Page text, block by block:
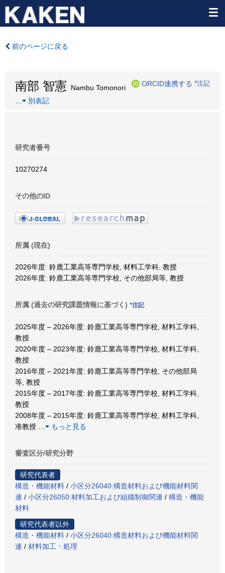
前のページに戻る
南部 智憲 Nambu Tomonori
ORCID連携する *注記
別表記
研究者番号
10270274
その他のID
所属 (現在)
2026年度: 鈴鹿工業高等専門学校, 材料工学科, 教授
2026年度: 鈴鹿工業高等専門学校, その他部局等, 教授
所属 (過去の研究課題情報に基づく) *注記
2025年度 – 2026年度: 鈴鹿工業高等専門学校, 材料工学科,
教授
2020年度 – 2023年度: 鈴鹿工業高等専門学校, 材料工学科,
教授
2016年度 – 2021年度: 鈴鹿工業高等専門学校, その他部局
等, 教授
2015年度 – 2017年度: 鈴鹿工業高等専門学校, 材料工学科,
教授
2008年度 – 2015年度: 鈴鹿工業高等専門学校, 材料工学科,
准教授
もっと見る
審査区分/研究分野
研究代表者
構造・機能材料 / 小区分26040:構造材料および機能材料関
連 / 小区分26050:材料加工および組織制御関連 / 構造・機能
材料
研究代表者以外
構造・機能材料 / 小区分26040:構造材料および機能材料関
連 / 材料加工・処理